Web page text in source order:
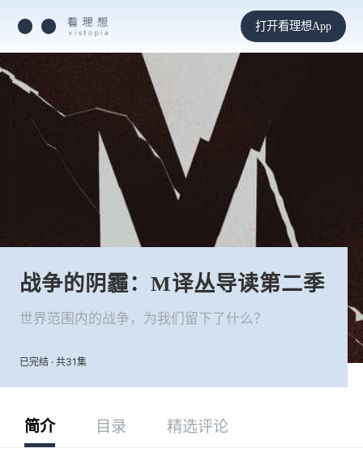
打开看理想App
战争的阴霾：M译丛导读第二季
世界范围内的战争，为我们留下了什么？
已完结 · 共31集
简介 目录 精选评论